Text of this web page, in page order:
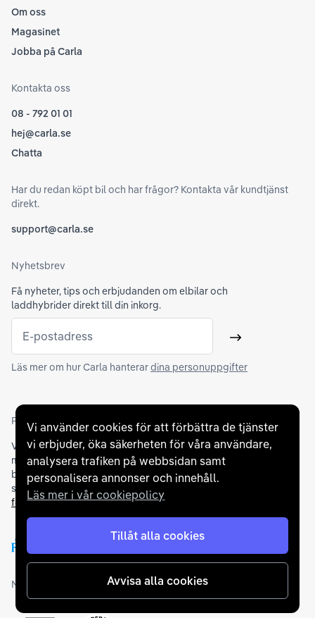
Vi använder cookies för att förbättra de tjänster
vi erbjuder, öka säkerheten för våra användare,
analysera trafiken på webbsidan samt
personalisera annonser och innehåll.
Läs mer i vår cookiepolicy
Tillåt alla cookies
Avvisa alla cookies
Om oss
Magasinet
Jobba på Carla
Kontakta oss
08 - 792 01 01
hej@carla.se
Chatta
Har du redan köpt bil och har frågor? Kontakta vår kundtjänst
direkt.
support@carla.se
Nyhetsbrev
Få nyheter, tips och erbjudanden om elbilar och
laddhybrider direkt till din inkorg.
E-postadress Skicka
Läs mer om hur Carla hanterardina personuppgifter
Partners och betallösningar
Vi samarbetar medflertalet banker för att erbjuda dig bästa
möjliga finansieringslösning och stödjer en rad olika
betalningsmetoder. För att du ska känna dig trygg vid ditt köp
samarbetar vi med Folksam och AutoConcept gällande
försäkringar och garantier.
Medlemskap och utmärkelser